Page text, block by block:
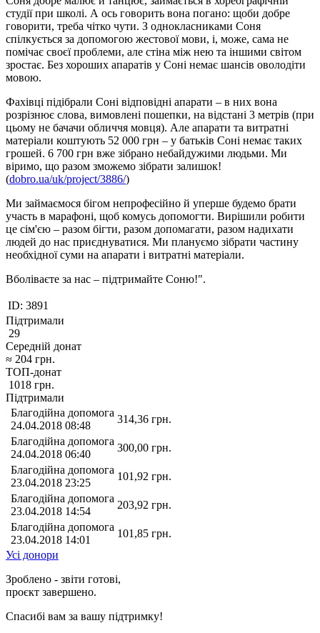
студії при школі. А ось говорить вона погано: щоби добре
говорити, треба чітко чути. З однокласниками Соня
спілкується за допомогою жестової мови, і, може, сама не
помічає своєї проблеми, але стіна між нею та іншими світом
зростає. Без хороших апаратів у Соні немає шансів оволодіти
мовою.
Фахівці підібрали Соні відповідні апарати – в них вона
розрізнює слова, вимовлені пошепки, на відстані 3 метрів (при
цьому не бачачи обличчя мовця). Але апарати та витратні
матеріали коштують 52 000 грн – у батьків Соні немає таких
грошей. 6 700 грн вже зібрано небайдужими людьми. Ми
віримо, що разом зможемо зібрати залишок!
(dobro.ua/uk/project/3886/)
Ми займаємося бігом непрофесійно й уперше будемо брати
участь в марафоні, щоб комусь допомогти. Вирішили робити
це сім'єю – разом бігти, разом допомагати, разом надихати
людей до нас приєднуватися. Ми плануємо зібрати частину
необхідної суми на апарати і витратні матеріали.
Вболіваєте за нас – підтримайте Соню!".
ID: 3891
Підтримали
29
Середній донат
≈ 204 грн.
ТОП-донат
1018 грн.
Підтримали
Благодійна допомога
24.04.2018 08:48
314,36 грн.
Благодійна допомога
24.04.2018 06:40
300,00 грн.
Благодійна допомога
23.04.2018 23:25
101,92 грн.
Благодійна допомога
23.04.2018 14:54
203,92 грн.
Благодійна допомога
23.04.2018 14:01
101,85 грн.
Усі донори
Зроблено - звіти готові,
проєкт завершено.
Спасибі вам за вашу підтримку!